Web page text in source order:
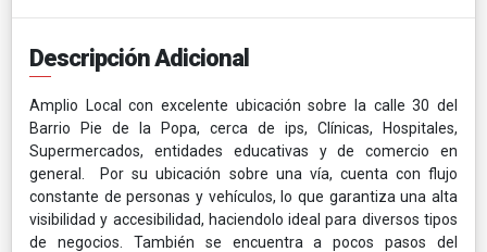
Descripción Adicional
Amplio Local con excelente ubicación sobre la calle 30 del
Barrio Pie de la Popa, cerca de ips, Clínicas, Hospitales,
Supermercados, entidades educativas y de comercio en
general. Por su ubicación sobre una vía, cuenta con flujo
constante de personas y vehículos, lo que garantiza una alta
visibilidad y accesibilidad, haciendolo ideal para diversos tipos
de negocios. También se encuentra a pocos pasos del